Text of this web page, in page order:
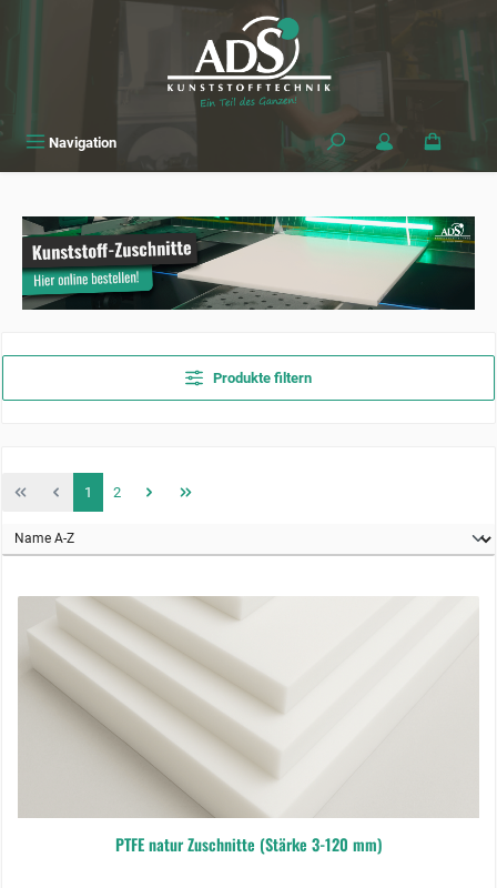
Navigation
Produkte filtern
Seite
1 Seite
2
PTFE natur Zuschnitte (Stärke 3-120 mm)